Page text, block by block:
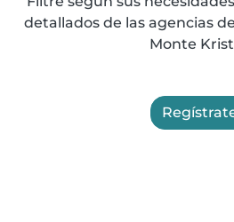
detallados de las agencias
Monte